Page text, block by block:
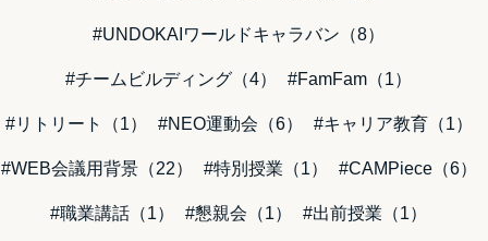
#UNDOKAIワールドキャラバン（8）
#チームビルディング（4） #FamFam（1）
#リトリート（1） #NEO運動会（6） #キャリア教育（1）
#WEB会議用背景（22） #特別授業（1） #CAMPiece（6）
#職業講話（1） #懇親会（1） #出前授業（1）